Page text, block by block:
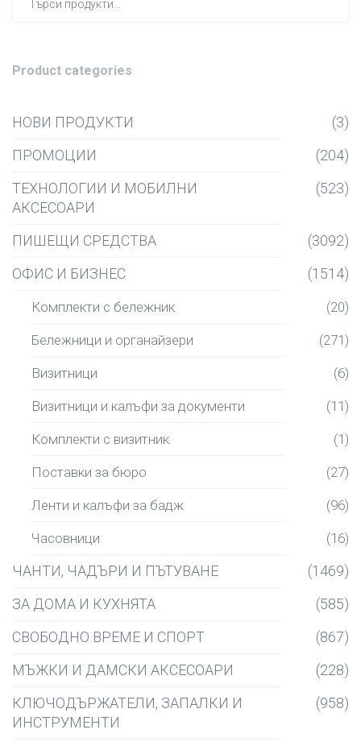
Product categories
НОВИ ПРОДУКТИ
(3)
ПРОМОЦИИ
(204)
ТЕХНОЛОГИИ И МОБИЛНИ
АКСЕСОАРИ
(523)
ПИШЕЩИ СРЕДСТВА
(3092)
ОФИС И БИЗНЕС
(1514)
Комплекти с бележник (20)
Бележници и органайзери (271)
Визитници (6)
Визитници и калъфи за документи (11)
Комплекти с визитник (1)
Поставки за бюро (27)
Ленти и калъфи за бадж (96)
Часовници (16)
ЧАНТИ, ЧАДЪРИ И ПЪТУВАНЕ
(1469)
ЗА ДОМА И КУХНЯТА
(585)
СВОБОДНО ВРЕМЕ И СПОРТ
(867)
МЪЖКИ И ДАМСКИ АКСЕСОАРИ
(228)
КЛЮЧОДЪРЖАТЕЛИ, ЗАПАЛКИ И
ИНСТРУМЕНТИ
(958)